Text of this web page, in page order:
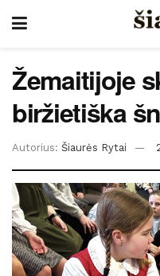
Žemaitijoje
biržietiška
Autorius: Šiaurės Rytai